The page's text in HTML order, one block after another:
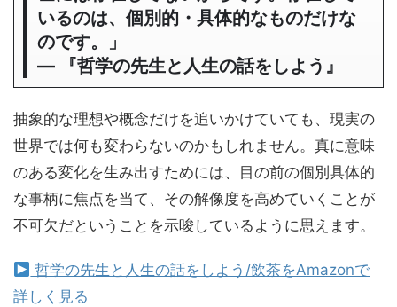
いるのは、個別的・具体的なものだけな
のです。」
― 『哲学の先生と人生の話をしよう』
抽象的な理想や概念だけを追いかけていても、現実の
世界では何も変わらないのかもしれません。真に意味
のある変化を生み出すためには、目の前の個別具体的
な事柄に焦点を当て、その解像度を高めていくことが
不可欠だということを示唆しているように思えます。
哲学の先生と人生の話をしよう/飲茶をAmazonで
詳しく見る